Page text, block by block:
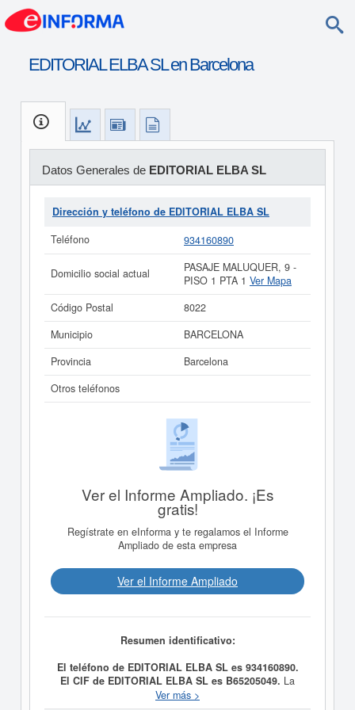
EDITORIAL ELBA SL en Barcelona
Datos Generales de EDITORIAL ELBA SL
Dirección y teléfono de EDITORIAL ELBA SL
Teléfono
934160890
Domicilio social actual
PASAJE MALUQUER, 9 -
PISO 1 PTA 1 Ver Mapa
Código Postal
8022
Municipio
BARCELONA
Provincia
Barcelona
Otros teléfonos
Ver el Informe Ampliado. ¡Es
gratis!
Regístrate en eInforma y te regalamos el Informe
Ampliado de esta empresa
Ver el Informe Ampliado
Resumen identificativo:
El teléfono de EDITORIAL ELBA SL es 934160890.
El CIF de EDITORIAL ELBA SL es B65205049. La
EDITORIAL ELBA SL
Ver más >